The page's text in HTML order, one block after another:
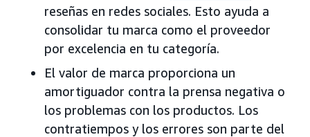
reseñas en redes sociales. Esto ayuda a
consolidar tu marca como el proveedor
por excelencia en tu categoría.
El valor de marca proporciona un
amortiguador contra la prensa negativa o
los problemas con los productos. Los
contratiempos y los errores son parte del